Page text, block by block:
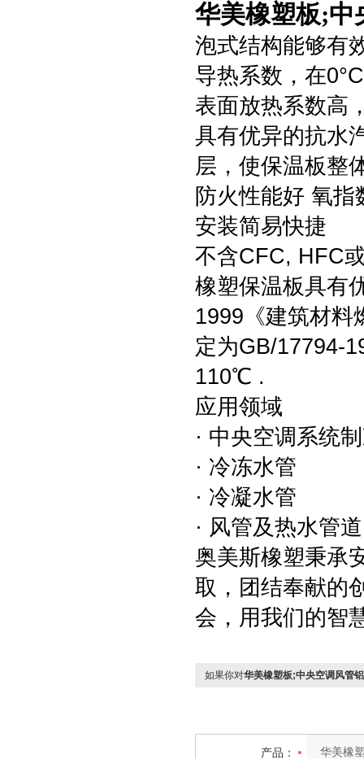
华美橡塑板;中
泡式结构能够有
导热系数，在
表面放热系数高
具有优异的抗水
层，使保温板整
防火性能好 氧指
安装简易快捷
不含CFC, HFC
橡塑保温板具有
1999《建筑材料
定为GB/17794-
110℃ .
应用领域
· 中央空调系统
· 冷冻水管
· 冷凝水管
· 风管及热水管道
奥美斯橡塑秉承
取，团结奉献的
会，用我们的智
如果你对华美橡塑板;中央空调风管
产品：